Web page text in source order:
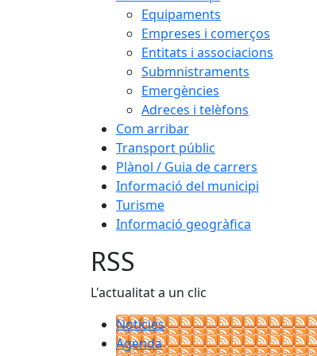
Equipaments
Empreses i comerços
Entitats i associacions
Submnistraments
Emergències
Adreces i telèfons
Com arribar
Transport públic
Plànol / Guia de carrers
Informació del municipi
Turisme
Informació geogràfica
RSS
L'actualitat a un clic
Notícies
Agenda